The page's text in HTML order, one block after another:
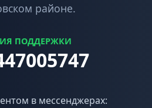
районе.
ПОДДЕРЖКИ
в мессенджерах: